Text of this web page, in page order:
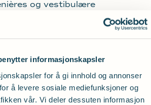
informasjonskapsler
for å gi innhold og annonser
å levere sosiale mediefunksjoner og
vår. Vi deler dessuten informasjon
og vestibulære
for å bedre rettighetene
og vestibulære
, send e-posteller ta
20 060.
send e-posteller ta